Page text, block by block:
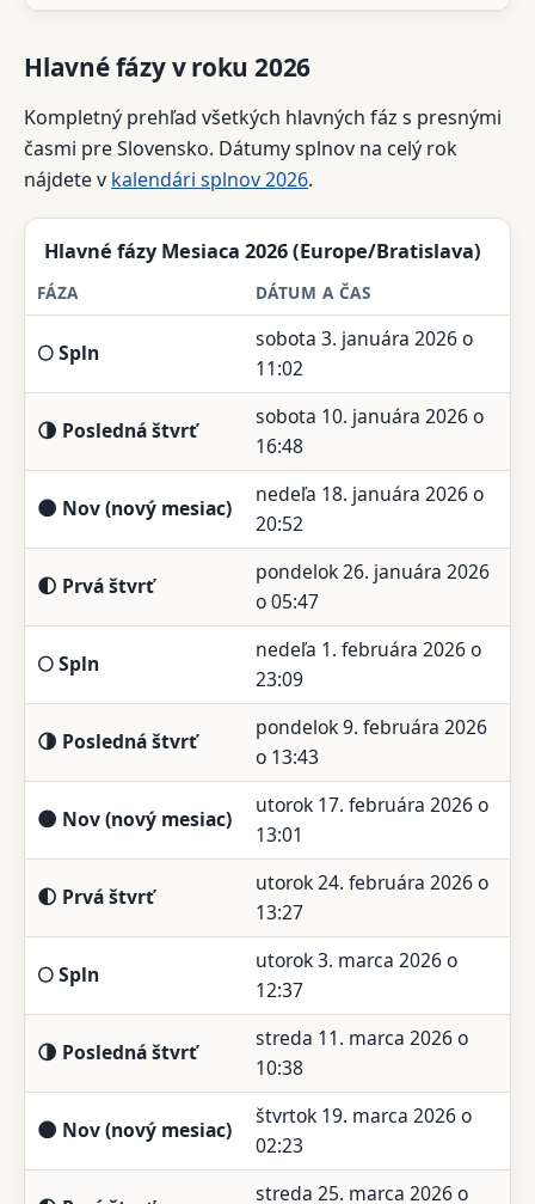
Hlavné fázy v roku 2026
Kompletný prehľad všetkých hlavných fáz s presnými
časmi pre Slovensko. Dátumy splnov na celý rok
nájdete v kalendári splnov 2026.
Hlavné fázy Mesiaca 2026 (Europe/Bratislava)
FÁZA DÁTUM A ČAS
🌕 Spln
sobota 3. januára 2026 o
11:02
🌗 Posledná štvrť
sobota 10. januára 2026 o
16:48
🌑 Nov (nový mesiac)
nedeľa 18. januára 2026 o
20:52
🌓 Prvá štvrť
pondelok 26. januára 2026
o 05:47
🌕 Spln
nedeľa 1. februára 2026 o
23:09
🌗 Posledná štvrť
pondelok 9. februára 2026
o 13:43
🌑 Nov (nový mesiac)
utorok 17. februára 2026 o
13:01
🌓 Prvá štvrť
utorok 24. februára 2026 o
13:27
🌕 Spln
utorok 3. marca 2026 o
12:37
🌗 Posledná štvrť
streda 11. marca 2026 o
10:38
🌑 Nov (nový mesiac)
štvrtok 19. marca 2026 o
02:23
streda 25. marca 2026 o